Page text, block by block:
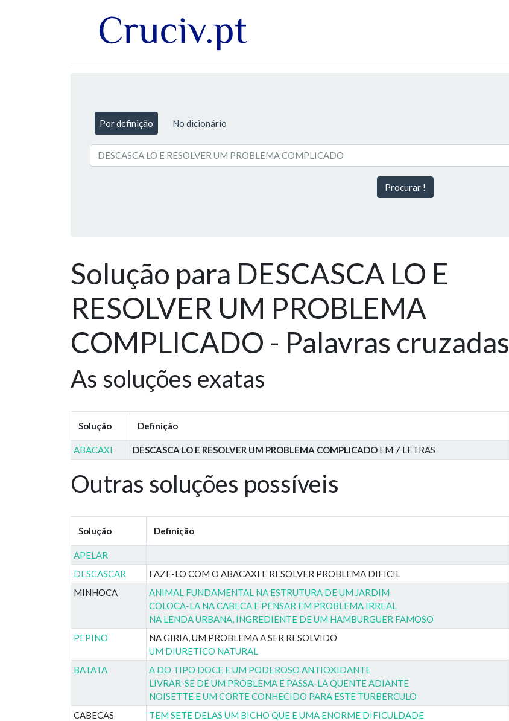
Por definição No dicionário
Procurar !
Solução para DESCASCA LO E
RESOLVER UM PROBLEMA
COMPLICADO - Palavras cruzadas
As soluções exatas
Solução Definição
ABACAXI DESCASCA LO E RESOLVER UM PROBLEMA COMPLICADO EM 7 LETRAS
Outras soluções possíveis
Solução Definição
APELAR
DESCASCAR
FAZE-LO COM O ABACAXI E RESOLVER PROBLEMA DIFICIL
MINHOCA
ANIMAL FUNDAMENTAL NA ESTRUTURA DE UM JARDIM
COLOCA-LA NA CABECA E PENSAR EM PROBLEMA IRREAL
NA LENDA URBANA, INGREDIENTE DE UM HAMBURGUER FAMOSO
PEPINO
NA GIRIA, UM PROBLEMA A SER RESOLVIDO
UM DIURETICO NATURAL
BATATA
A DO TIPO DOCE E UM PODEROSO ANTIOXIDANTE
LIVRAR-SE DE UM PROBLEMA E PASSA-LA QUENTE ADIANTE
NOISETTE E UM CORTE CONHECIDO PARA ESTE TURBERCULO
CABECAS
TEM SETE DELAS UM BICHO QUE E UMA ENORME DIFICULDADE